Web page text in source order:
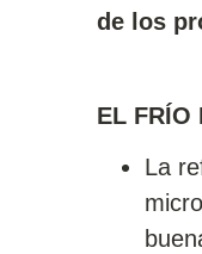
de los
EL FRÍO
La